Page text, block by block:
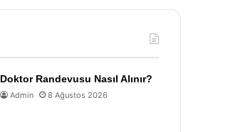
Doktor Randevusu Nasıl Alınır?
Admin 8 Ağustos 2026